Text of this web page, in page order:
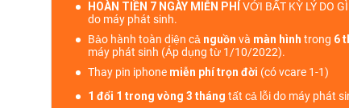
HOÀN TIỀN 7 NGÀY MIỄN PHÍ VỚI BẤT KỲ LÝ DO GÌ
do máy phát sinh.
Bảo hành toàn diện cả nguồn và màn hình trong 6
máy phát sinh (Áp dụng từ 1/10/2022).
Thay pin iphone miễn phí trọn đời (có vcare 1-1)
1 đổi 1 trong vòng 3 tháng tất cả lỗi do máy phát